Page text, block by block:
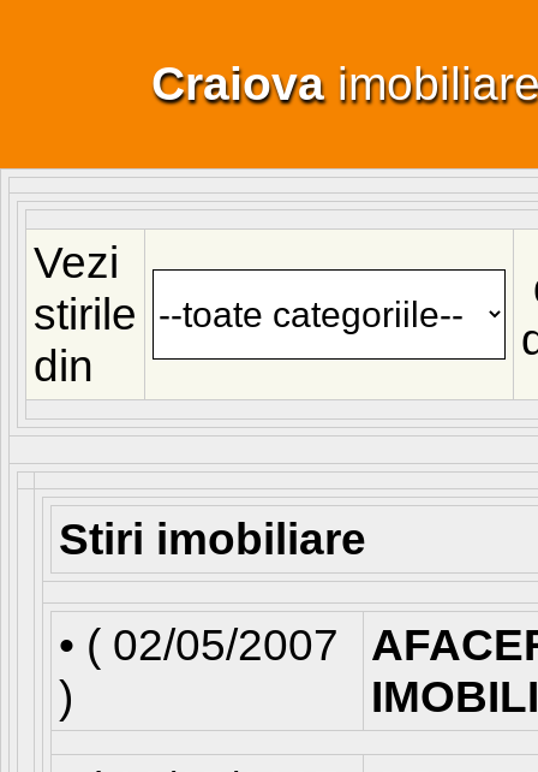
Craiova
Vezi
stirile
din
Stiri imobiliare
• ( 02/05/2007
)